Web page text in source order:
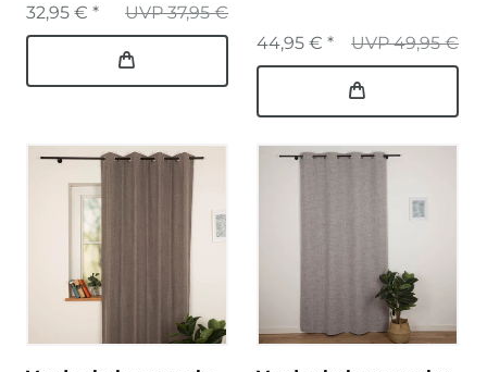
UVP 37,95 €
32,95 € *
UVP 49,95 €
44,95 € *